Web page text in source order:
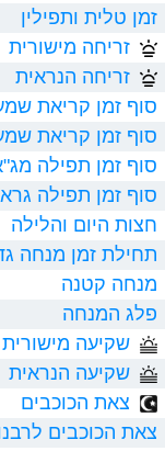
זמן טלית ותפילין
זריחה מישורית
זריחה הנראית
סוף זמן קריאת
סוף זמן קריאת
סוף זמן תפילה
סוף זמן תפילה גרא
חצות היום והלילה
תחילת זמן מנחה
מנחה קטנה
פלג המנחה
שקיעה מישורית
שקיעה הנראית
צאת הכוכבים
צאת הכוכבים